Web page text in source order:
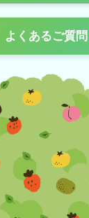
よくあるご質問